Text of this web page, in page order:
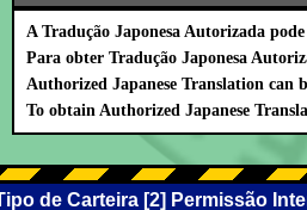
A Tradução Japonesa Autorizada
Para obter Tradução Japonesa
Authorized Japanese Translation can
To obtain Authorized Japanese
de Carteira [2] Permissão